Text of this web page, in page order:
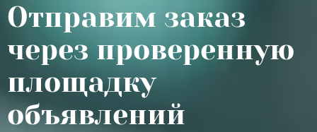
Отправим заказ
через проверенную
площадку
объявлений